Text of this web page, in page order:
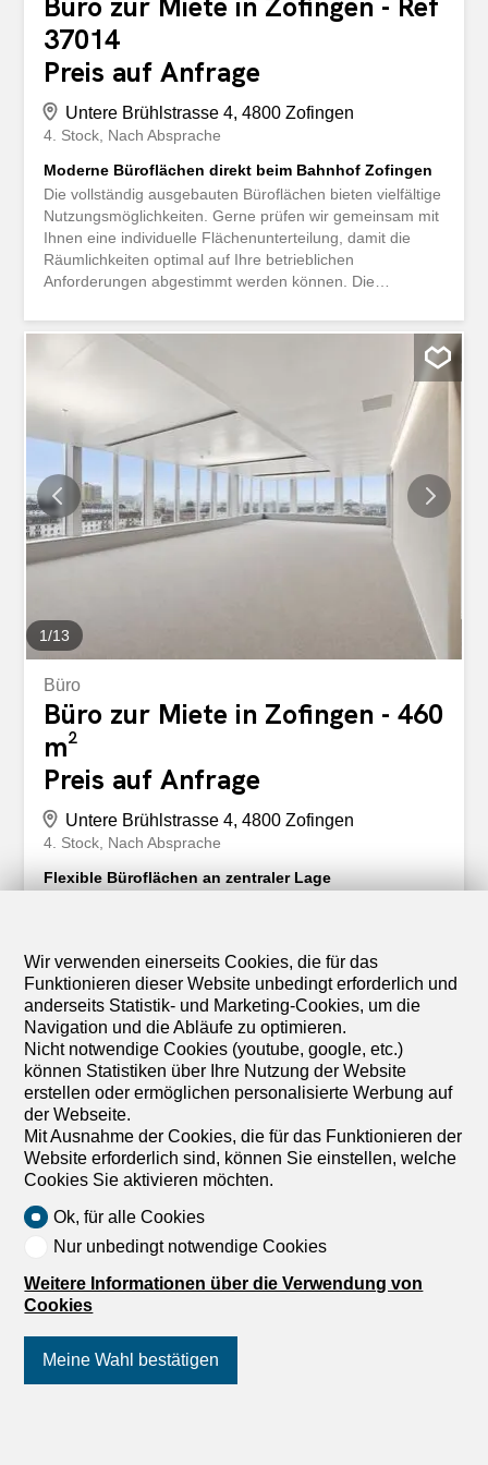
37014
Preis auf Anfrage
Untere Brühlstrasse 4, 4800 Zofingen
4. Stock Nach Absprache
Moderne Büroflächen direkt beim Bahnhof Zofingen
Die vollständig ausgebauten Büroflächen bieten vielfältige
Nutzungsmöglichkeiten. Gerne prüfen wir gemeinsam mit
Ihnen eine individuelle Flächenunterteilung, damit die
Räumlichkeiten optimal auf Ihre betrieblichen
Anforderungen abgestimmt werden können. Die
sowie mehrere Einzel- und Besprechungsbüros und bietet
damit vielseitige Nutzungsmöglichkeiten. Teppichböden,
eine Teeküche, ein Abstellraum sowie getrennte Damen-
und Herrentoiletten inklusive IV-WC sorgen für hohen
Arbeitskomfort. Dank der grosszügigen Glasfassade sind
die Räume sehr hell und lichtdurchflutet und bieten eine
angenehme Arbeitsatmosphäre mit schöner Aussicht.
Eine Klimaanlage gewährleistet ein angenehmes
Raumklima. Der Standort überzeugt durch seine
hervorragende Anbindung: Der Bahnhof Zofingen
befindet sich in unmittelbarer Nähe, der
Autobahnanschluss ist in wenigen Minuten erreichbar. Die
1/13
Büro
Büro zur Miete in Zofingen - 460
m²
Preis auf Anfrage
Untere Brühlstrasse 4, 4800 Zofingen
4. Stock Nach Absprache
Flexible Büroflächen an zentraler Lage
sowie mehrere Einzel- und Besprechungsbüros und bietet
damit vielseitige Nutzungsmöglichkeiten. Teppichböden,
eine Teeküche, ein Abstellraum sowie getrennte Damen-
und Herrentoiletten inklusive IV-WC sorgen für hohen
Arbeitskomfort. Dank der grosszügigen Glasfassade sind
die Räume sehr hell und lichtdurchflutet und bieten eine
angenehme Arbeitsatmosphäre mit schöner Aussicht.
Eine Klimaanlage gewährleistet ein angenehmes
Raumklima. Der Standort überzeugt durch seine
hervorragende Anbindung: Der Bahnhof Zofingen
befindet sich in unmittelbarer Nähe, der
Autobahnanschluss ist in wenigen Minuten erreichbar. Die
Stadt Zofingen, Einkaufsmöglichkeiten sowie ein
Naherholungsgebiet liegen ebenfalls in kurzer Distanz. Im
Cafeteria im angrenzenden Gebäude ergänzt das...
Wir verwenden einerseits Cookies, die für das
Funktionieren dieser Website unbedingt erforderlich und
anderseits Statistik- und Marketing-Cookies, um die
Navigation und die Abläufe zu optimieren.
Nicht notwendige Cookies (youtube, google, etc.)
können Statistiken über Ihre Nutzung der Website
erstellen oder ermöglichen personalisierte Werbung auf
der Webseite.
Mit Ausnahme der Cookies, die für das Funktionieren der
Website erforderlich sind, können Sie einstellen, welche
Cookies Sie aktivieren möchten.
Ok, für alle Cookies
Nur unbedingt notwendige Cookies
Weitere Informationen über die Verwendung von
Cookies
Meine Wahl bestätigen